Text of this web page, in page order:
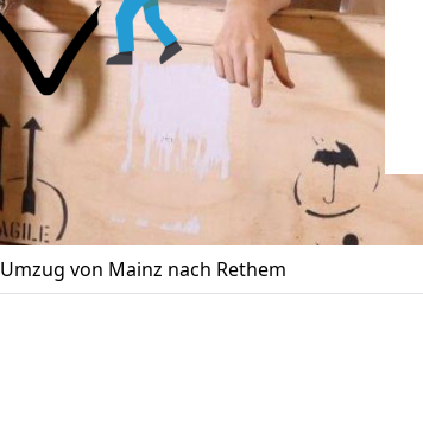
Umzug von Mainz nach Rethem